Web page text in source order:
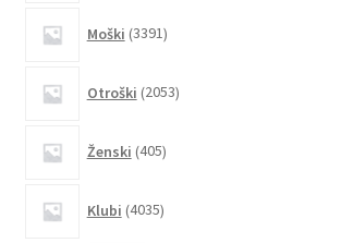
Moški 3391izdelkov
Otroški 2053izdelkov
Ženski 405izdelkov
Klubi 4035izdelkov